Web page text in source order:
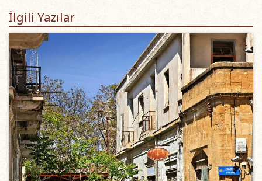
İlgili Yazılar